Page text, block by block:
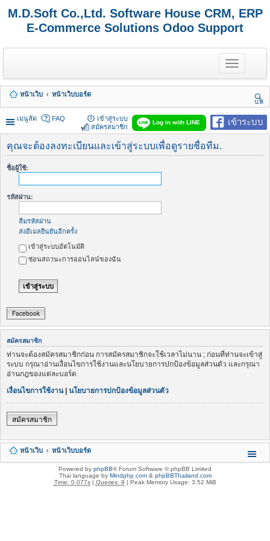
M.D.Soft Co.,Ltd. Software House CRM, ERP
E-Commerce Solutions Odoo Support
T
o
g
e
n
a
v
g
หน้าเว็บ
หน้าเว็บบอร์ด
นห
า
เมนูลัด
เข้าระบบ
Log in with LINE
FAQ
เข้าสู่ระบบ
สมัครสมาชิก
คุณจะต้องลงทะเบียนและเข้าสู่ระบบเพื่อดูรายชื่อทีม.
ชื่อผู้ใช้:
รหัสผ่าน:
ลืมรหัสผ่าน
ส่งอีเมลยืนยันอีกครั้ง
เข้าสู่ระบบอัตโนมัติ
ซ่อนสถานะการออนไลน์ของฉัน
Facebook
สมัครสมาชิก
ท่านจะต้องสมัครสมาชิกก่อน การสมัครสมาชิกจะใช้เวลาไม่นาน ; ก่อนที่ท่านจะเข้าสู่
ระบบ กรุณาอ่านเงื่อนไขการใช้งานและนโยบายการปกป้องข้อมูลส่วนตัว และกรุณา
อ่านกฎของแต่ละบอร์ด
เงื่อนไขการใช้งาน| นโยบายการปกป้องข้อมูลส่วนตัว
สมัครสมาชิก
หน้าเว็บ หน้าเว็บบอร์ด
Powered by phpBB® Forum Software © phpBB Limited
Thai language by Mindphp.com& phpBBThailand.com
Time: 0.077s| Queries: 9 | Peak Memory Usage: 3.52 MiB